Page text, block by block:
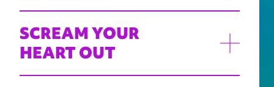
SCREAM YOUR
HEART OUT